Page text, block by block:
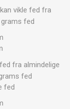
vikle fed fra
fed
fra almindelige
fed
fed